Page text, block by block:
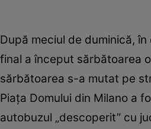
După meciul de duminică,
final a început sărbătoarea
sărbătoarea s-a mutat pe
Piaţa Domului din Milano a
autobuzul „descoperit” cu